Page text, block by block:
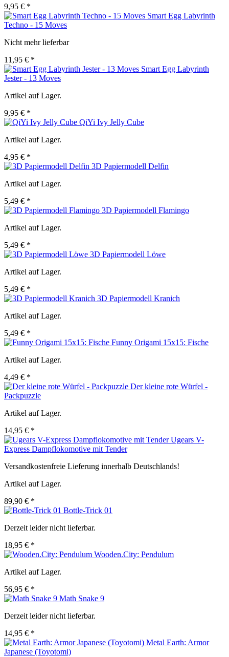
9,95 € *
Smart Egg Labyrinth
Techno - 15 Moves
Nicht mehr lieferbar
11,95 € *
Smart Egg Labyrinth
Jester - 13 Moves
Artikel auf Lager.
9,95 € *
QiYi Ivy Jelly Cube
Artikel auf Lager.
4,95 € *
3D Papiermodell Delfin
Artikel auf Lager.
5,49 € *
3D Papiermodell Flamingo
Artikel auf Lager.
5,49 € *
3D Papiermodell Löwe
Artikel auf Lager.
5,49 € *
3D Papiermodell Kranich
Artikel auf Lager.
5,49 € *
Funny Origami 15x15: Fische
Artikel auf Lager.
4,49 € *
Der kleine rote Würfel -
Packpuzzle
Artikel auf Lager.
14,95 € *
Ugears V-
Express Dampflokomotive mit Tender
Versandkostenfreie Lieferung innerhalb Deutschlands!
Artikel auf Lager.
89,90 € *
Bottle-Trick 01
Derzeit leider nicht lieferbar.
18,95 € *
Wooden.City: Pendulum
Artikel auf Lager.
56,95 € *
Math Snake 9
Derzeit leider nicht lieferbar.
14,95 € *
Metal Earth: Armor
Japanese (Toyotomi)